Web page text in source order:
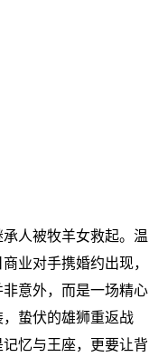
人被牧羊女救起。温
业对手携婚约出现，
意外，而是一场精心
蛰伏的雄狮重返战
忆与王座，更要让背